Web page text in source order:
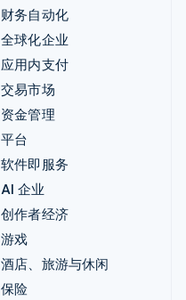
财务自动化
全球化企业
应用内支付
交易市场
资金管理
平台
软件即服务
AI 企业
创作者经济
游戏
酒店、旅游与休闲
保险